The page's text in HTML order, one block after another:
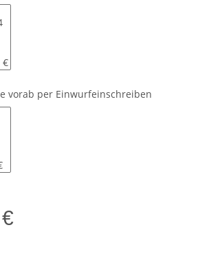
€
vorab per Einwurfeinschreiben